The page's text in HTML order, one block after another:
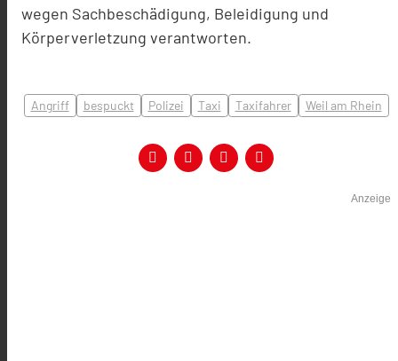
wegen Sachbeschädigung, Beleidigung und
Körperverletzung verantworten.
Angriff bespuckt Polizei Taxi Taxifahrer Weil am Rhein
Anzeige